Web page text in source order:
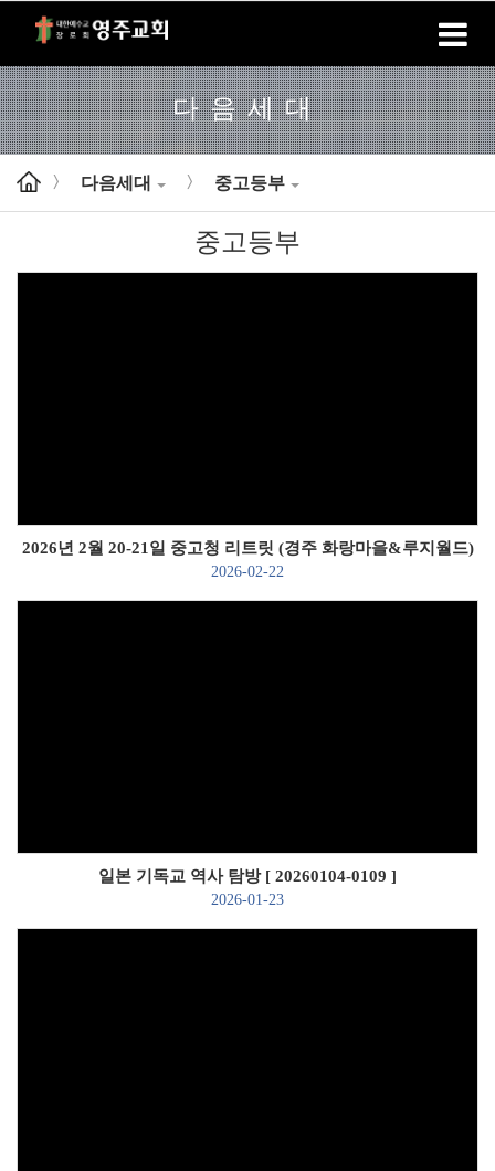
홈 로그인 회원가입
다음세대
> 다음세대 > 중고등부
중고등부
2026년 2월 20-21일 중고청 리트릿 (경주 화랑마을&루지월드)
2026-02-22
일본 기독교 역사 탐방 [ 20260104-0109 ]
2026-01-23